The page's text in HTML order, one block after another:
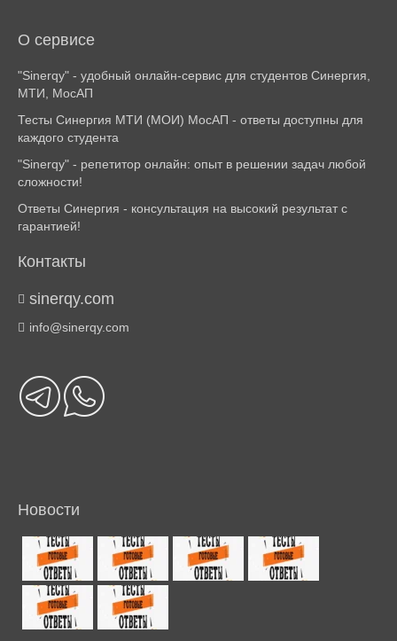
О сервисе
"Sinerqy" - удобный онлайн-сервис для студентов Синергия,
МТИ, МосАП
Тесты Синергия МТИ (МОИ) МосАП - ответы доступны для
каждого студента
"Sinerqy" - репетитор онлайн: опыт в решении задач любой
сложности!
Ответы Синергия - консультация на высокий результат с
гарантией!
Контакты
sinerqy.com
info@sinerqy.com
Новости